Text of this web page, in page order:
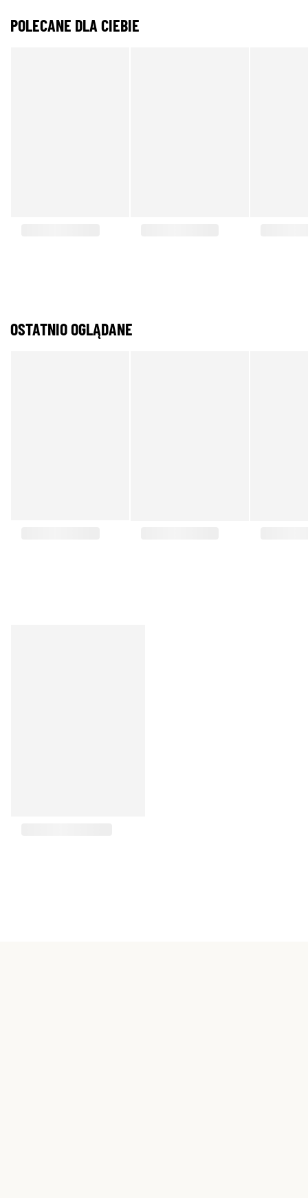
POLECANE DLA CIEBIE
OSTATNIO OGLĄDANE